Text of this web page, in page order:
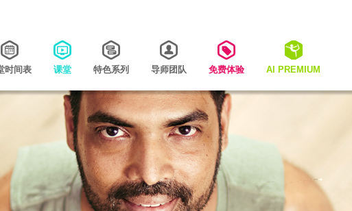
时间表 课堂 特色系列 导师团队 免费体验 AI PREMIUM